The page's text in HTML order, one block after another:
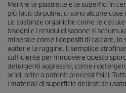
Mentre le piastrelle e le superfici in
più facili da pulire, ci sono alcune
Le sostanze organiche come le
bisogni e i residui di sapone si
minerale come i depositi di calcare,
water e la ruggine. Il semplice
sufficiente per rimuovere questo
detergenti aggressivi, come i
acidi, oltre a potenti processi fisici.
i materiali di superficie delicati se